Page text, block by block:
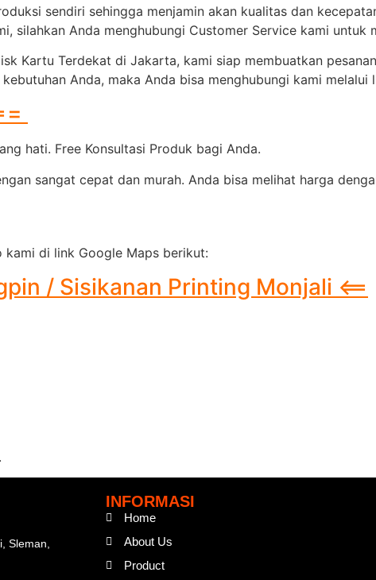
sendiri sehingga menjamin akan kualitas dan
silahkan Anda menghubungi Customer Service kami untuk
Kartu Terdekat di Jakarta, kami siap membuatkan
Anda, maka Anda bisa menghubungi kami melalui
hati. Free Konsultasi Produk bagi Anda.
sangat cepat dan murah. Anda bisa melihat harga
di link Google Maps berikut:
/ Sisikanan Printing Monjali <==
Sleman,
INFORMASI
Home
About Us
Product